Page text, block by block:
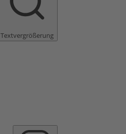
Textvergrößerung